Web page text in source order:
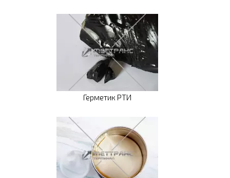
Герметик РТИ